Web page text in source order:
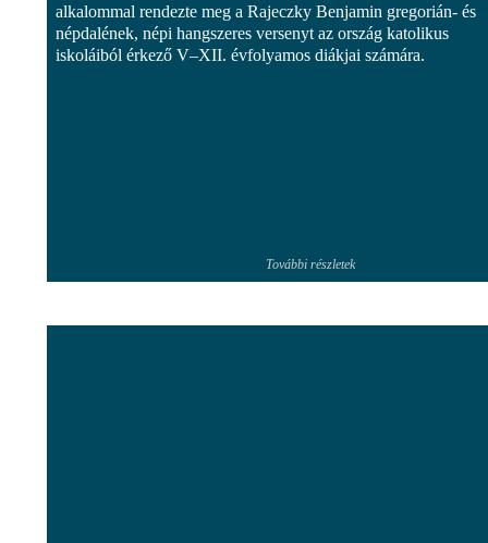
alkalommal rendezte meg a Rajeczky Benjamin gregorián- és
népdalének, népi hangszeres versenyt az ország katolikus
iskoláiból érkező V–XII. évfolyamos diákjai számára.
További részletek